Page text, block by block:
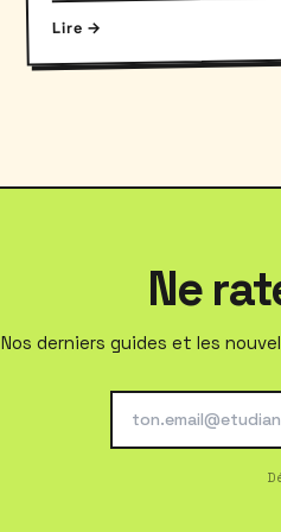
et le recyclage.
Lire →
Ne
Nos derniers guides et les